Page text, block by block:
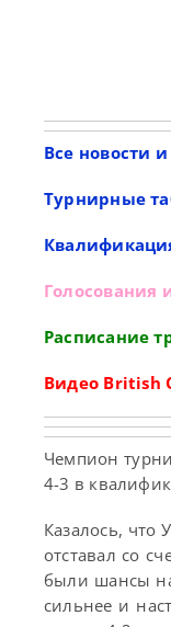
Все новости
Турнирные
Голосования
Расписание
Видео British
Чемпион
4-3 в
Казалось, что
отставал со
были шансы
сильнее и